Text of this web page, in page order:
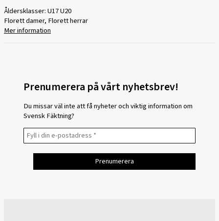
Åldersklasser: U17 U20
Florett damer, Florett herrar
Mer information
Prenumerera på vårt nyhetsbrev!
Du missar väl inte att få nyheter och viktig information om
Svensk Fäktning?